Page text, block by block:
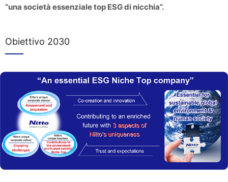
“una società essenziale top ESG di nicchia”.
Obiettivo 2030